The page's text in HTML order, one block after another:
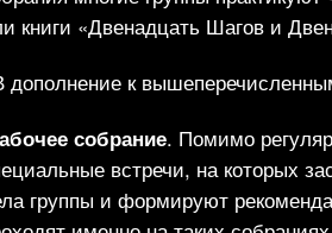
книги «Двенадцать Шагов и
дополнение к
собрание. Помимо
встречи, на которых
группы и формируют